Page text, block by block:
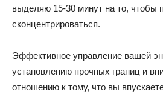
выделяю 15-30 минут на то, чтобы
сконцентрироваться.
Эффективное управление вашей
установлению прочных границ и
отношению к тому, что вы